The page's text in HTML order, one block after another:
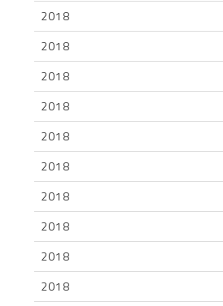
2018
2018
2018
2018
2018
2018
2018
2018
2018
2018